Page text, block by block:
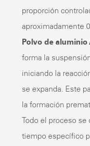
proporción
aproximadamente
Polvo de
forma la
iniciando la
se expanda. Este
la formación
Todo el proceso se
tiempo específico